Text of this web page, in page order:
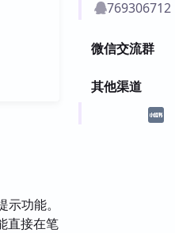
769306712
微信交流群
其他渠道
功能。
直接在笔